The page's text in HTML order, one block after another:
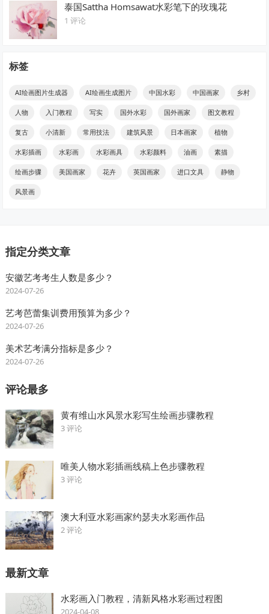
泰国Sattha Homsawat水彩笔下的玫瑰花
1 评论
标签
AI绘画图片生成器 AI绘画生成图片 中国水彩 中国画家 乡村
人物 入门教程 写实 国外水彩 国外画家 图文教程
复古 小清新 常用技法 建筑风景 日本画家 植物
水彩插画 水彩画 水彩画具 水彩颜料 油画 素描
绘画步骤 美国画家 花卉 英国画家 进口文具 静物
风景画
指定分类文章
安徽艺考考生人数是多少？
2024-07-26
艺考芭蕾集训费用预算为多少？
2024-07-26
美术艺考满分指标是多少？
2024-07-26
评论最多
黄有维山水风景水彩写生绘画步骤教程
3 评论
唯美人物水彩插画线稿上色步骤教程
3 评论
澳大利亚水彩画家约瑟夫水彩画作品
2 评论
最新文章
水彩画入门教程，清新风格水彩画过程图
2024-04-08